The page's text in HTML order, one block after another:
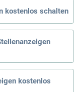
kostenlos schalten
kostenlos